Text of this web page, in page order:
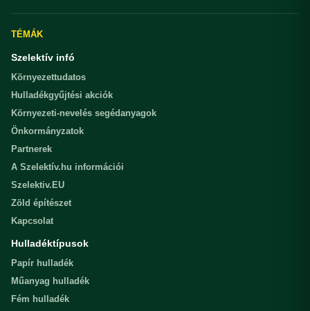
TÉMÁK
Szelektív infó
Környezettudatos
Hulladékgyűjtési akciók
Környezeti-nevelés segédanyagok
Önkormányzatok
Partnerek
A Szelektív.hu információi
Szelektiv.EU
Zöld építészet
Kapcsolat
Hulladéktípusok
Papír hulladék
Műanyag hulladék
Fém hulladék